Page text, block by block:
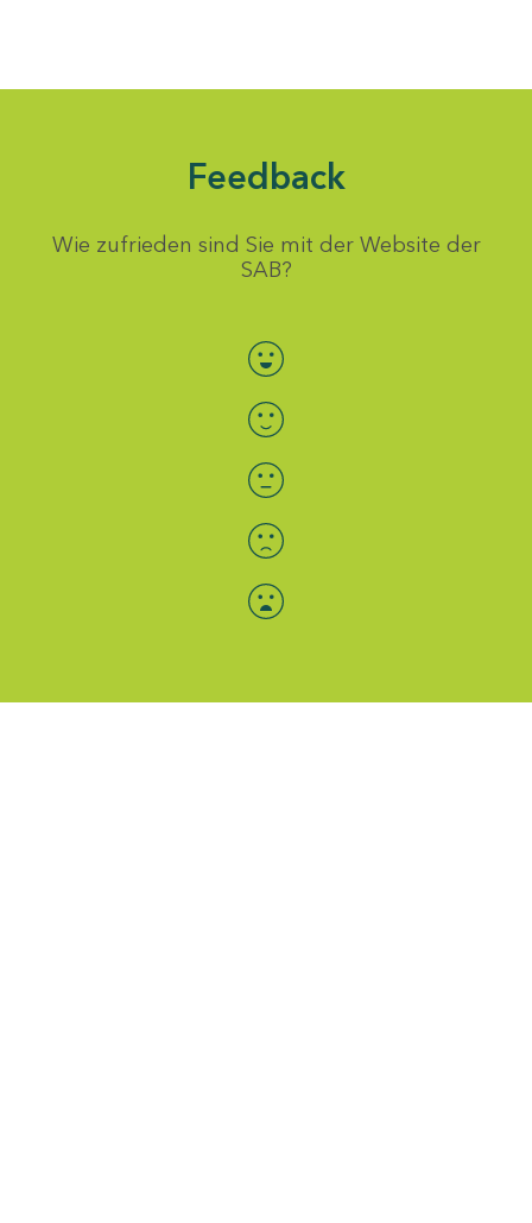
Feedback
Wie zufrieden sind Sie mit der Website der
SAB?
Bewertung auswählen